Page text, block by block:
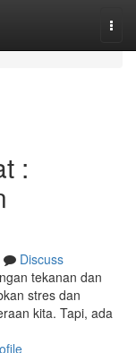
:
Discuss
tekanan dan
stres dan
kita. Tapi, ada